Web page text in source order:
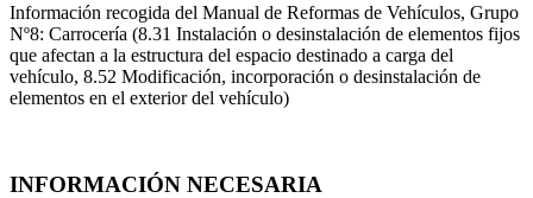
Información recogida del Manual de Reformas de Vehículos, Grupo
Nº8: Carrocería (8.31 Instalación o desinstalación de elementos fijos
que afectan a la estructura del espacio destinado a carga del
vehículo, 8.52 Modificación, incorporación o desinstalación de
elementos en el exterior del vehículo)
INFORMACIÓN NECESARIA